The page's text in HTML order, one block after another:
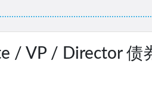
/ VP / Director 债